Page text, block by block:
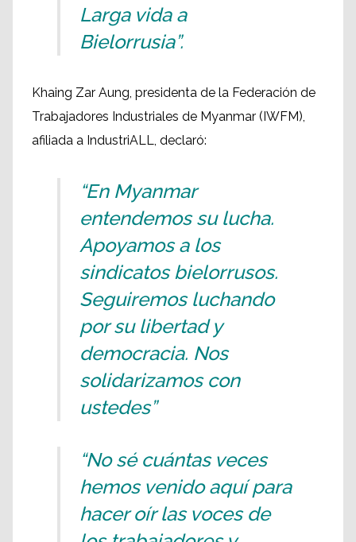
Larga vida a
Bielorrusia”.
Khaing Zar Aung, presidenta de la Federación de
Trabajadores Industriales de Myanmar (IWFM),
afiliada a IndustriALL, declaró:
“En Myanmar
entendemos su lucha.
Apoyamos a los
sindicatos bielorrusos.
Seguiremos luchando
por su libertad y
democracia. Nos
solidarizamos con
ustedes”
“No sé cuántas veces
hemos venido aquí para
hacer oír las voces de